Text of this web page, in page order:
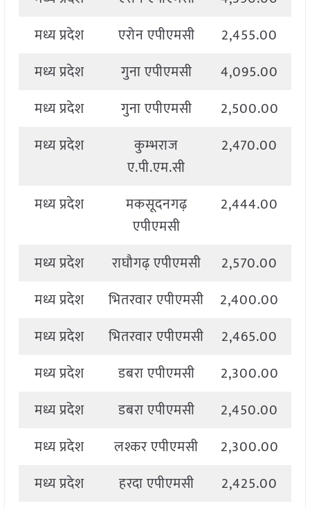
मध्य प्रदेश
एरोन एपीएमसी 2,455.00
मध्य प्रदेश
गुना एपीएमसी 4,095.00
मध्य प्रदेश
गुना एपीएमसी 2,500.00
मध्य प्रदेश
कुम्भराज
ए.पी.एम.सी
2,470.00
मध्य प्रदेश
मकसूदनगढ़
एपीएमसी
2,444.00
मध्य प्रदेश राघौगढ़ एपीएमसी 2,570.00
मध्य प्रदेश
भितरवार एपीएमसी 2,400.00
मध्य प्रदेश
भितरवार एपीएमसी 2,465.00
मध्य प्रदेश
डबरा एपीएमसी 2,300.00
मध्य प्रदेश
डबरा एपीएमसी 2,450.00
मध्य प्रदेश
लश्कर एपीएमसी 2,300.00
मध्य प्रदेश
हरदा एपीएमसी 2,425.00